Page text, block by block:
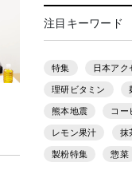
注目キーワード
特集 日本アク
理研ビタミン
熊本地震 コー
レモン果汁 抹
製粉特集 惣菜